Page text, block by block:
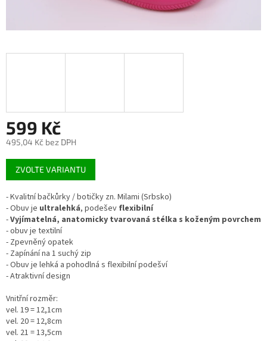
599 Kč
495,04 Kč bez DPH
Měrná
cena:
ZVOLTE VARIANTU
- Kvalitní bačkůrky / botičky zn. Milami (Srbsko)
- Obuv je ultralehká, podešev flexibilní
-Vyjímatelná, anatomicky tvarovaná stélka s koženým povrchem
- obuv je textilní
- Zpevněný opatek
- Zapínání na 1 suchý zip
- Obuv je lehká a pohodlná s flexibilní podešví
- Atraktivní design
Vnitřní rozměr:
vel. 19 = 12,1cm
vel. 20 = 12,8cm
vel. 21 = 13,5cm